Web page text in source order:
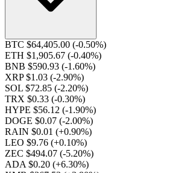
BTC $64,405.00 (-0.50%)
ETH $1,905.67 (-0.40%)
BNB $590.93 (-1.60%)
XRP $1.03 (-2.90%)
SOL $72.85 (-2.20%)
TRX $0.33 (-0.30%)
HYPE $56.12 (-1.90%)
DOGE $0.07 (-2.00%)
RAIN $0.01 (+0.90%)
LEO $9.76 (+0.10%)
ZEC $494.07 (-5.20%)
ADA $0.20 (+6.30%)